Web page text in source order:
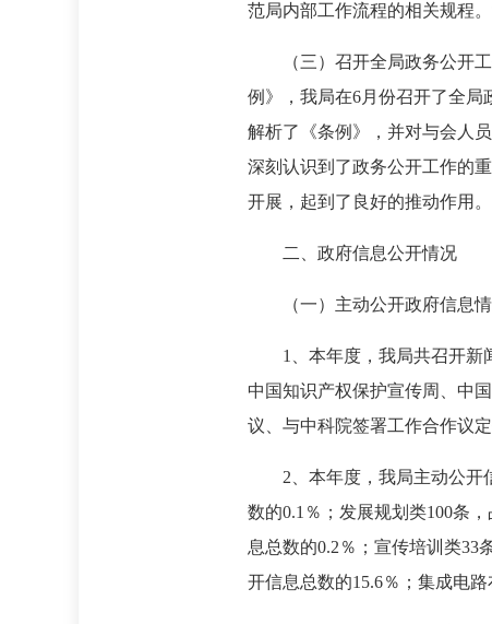
范局内部工作流程的相关规程
（三）召开全局政务公开
例》，我局在6月份召开了全局
解析了《条例》，并对与会人
深刻认识到了政务公开工作的
开展，起到了良好的推动作用。
二、政府信息公开情况
（一）主动公开政府信息
1、本年度，我局共召开新
中国知识产权保护宣传周、中
议、与中科院签署工作合作议
2、本年度，我局主动公开
数的0.1％；发展规划类100条
息总数的0.2％；宣传培训类33
开信息总数的15.6％；集成电